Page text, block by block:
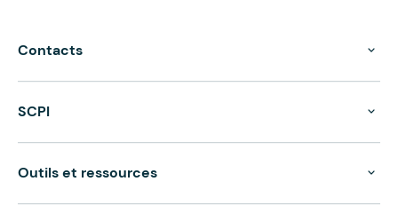
Contacts
SCPI
Outils et ressources